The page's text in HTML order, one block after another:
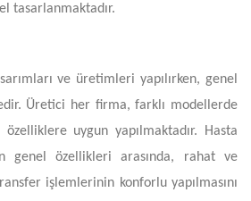
tasarlanmaktadır.
ve üretimleri yapılırken, genel
Üretici her firma, farklı modellerde
uygun yapılmaktadır. Hasta
genel özellikleri arasında, rahat ve
işlemlerinin konforlu yapılmasını